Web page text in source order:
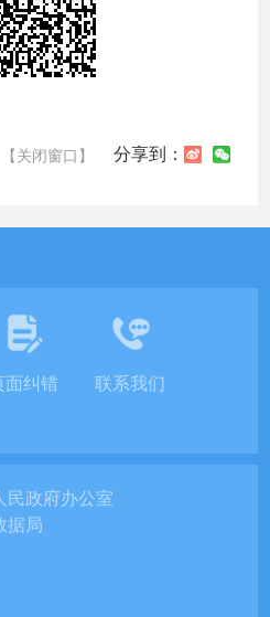
【关闭窗口】 分享到：
面纠错 联系我们
民政府办公室
据局